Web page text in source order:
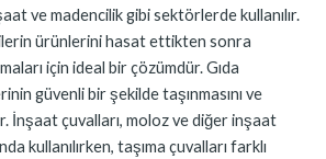
ve madencilik gibi sektörlerde kullanılır.
ürünlerini hasat ettikten sonra
için ideal bir çözümdür. Gıda
güvenli bir şekilde taşınmasını ve
İnşaat çuvalları, moloz ve diğer inşaat
kullanılırken, taşıma çuvalları farklı